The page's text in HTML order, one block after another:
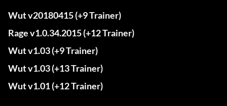
Wut v20180415 (+9 Trainer)
Rage v1.0.34.2015 (+12 Trainer)
Wut v1.03 (+9 Trainer)
Wut v1.03 (+13 Trainer)
Wut v1.01 (+12 Trainer)